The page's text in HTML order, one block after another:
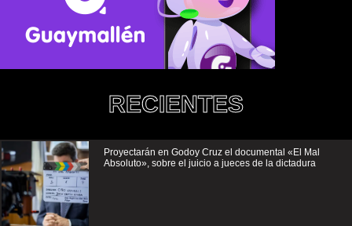
RECIENTES
Proyectarán en Godoy Cruz el documental «El Mal
Absoluto», sobre el juicio a jueces de la dictadura